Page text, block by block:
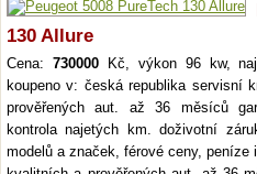
130 Allure
Cena: 730000Kč, výkon 96 kw,
koupeno v: česká republika servisní
prověřených aut. až 36 měsíců
kontrola najetých km. doživotní
modelů a značek, férové ceny,